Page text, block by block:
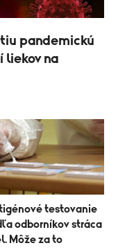
odborníkov stráca
Môže za to
pandemickú
liekov na